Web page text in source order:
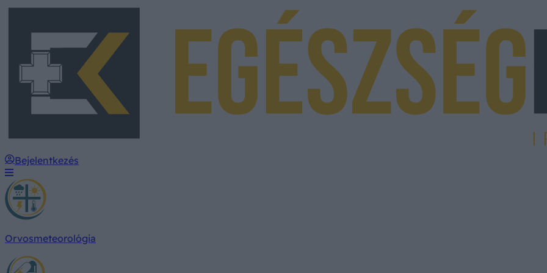
Bejelentkezés
Orvosmeteorológia